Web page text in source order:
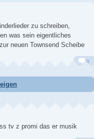
zu schreiben,
was sein eigentliches
neuen Townsend Scheibe
0
tv z promi das er musik